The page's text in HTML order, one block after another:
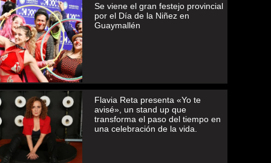
Se viene el gran festejo provincial
por el Día de la Niñez en
Guaymallén
Flavia Reta presenta «Yo te
avisé», un stand up que
transforma el paso del tiempo en
una celebración de la vida.